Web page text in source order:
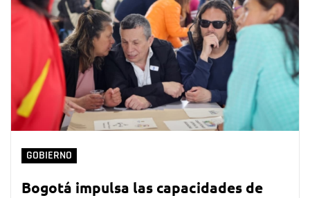
GOBIERNO
Bogotá impulsa las capacidades de